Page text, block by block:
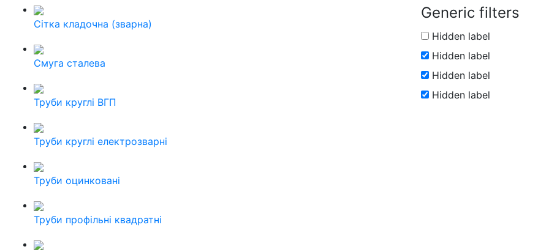
Generic filters
Hidden label
Hidden label
Hidden label
Hidden label
Сітка кладочна (зварна)
Смуга сталева
Труби круглі ВГП
Труби круглі електрозварні
Труби оцинковані
Труби профільні квадратні